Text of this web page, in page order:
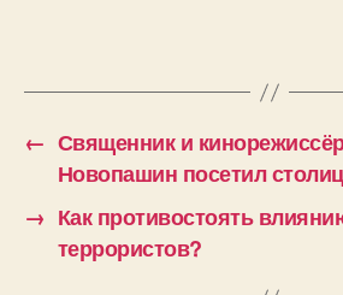
← Священник и
Новопашин посетил
→ Как противостоять
террористов?